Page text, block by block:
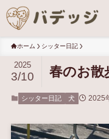
ホーム シッター日記
春のお散
2025
3/10
シッター日記 犬 2025